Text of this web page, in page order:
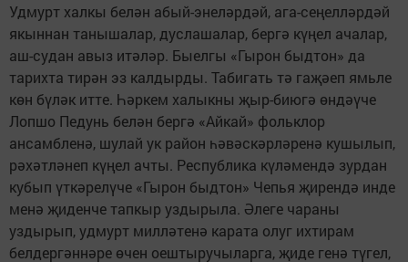
Удмурт халкы белән абый-энеләрдәй, ага-сеңелләрдәй
якыннан танышалар, дуслашалар, бергә күңел ачалар,
аш-судан авыз итәләр. Быелгы «Гырон быдтон» да
тарихта тирән эз калдырды. Табигать тә гаҗәеп ямьле
көн бүләк итте. Һәркем халыкны җыр-биюгә өндәүче
Лопшо Педунь белән бергә «Айкай» фольклор
ансамбленә, шулай ук район һәвәскәрләренә кушылып,
рәхәтләнеп күңел ачты. Республика күләмендә зурдан
кубып үткәрелүче «Гырон быдтон» Чепья җирендә инде
менә җиденче тапкыр уздырыла. Әлеге чараны
уздырып, удмурт милләтенә карата олуг ихтирам
белдергәннәре өчен оештыручыларга, җиде генә түгел,